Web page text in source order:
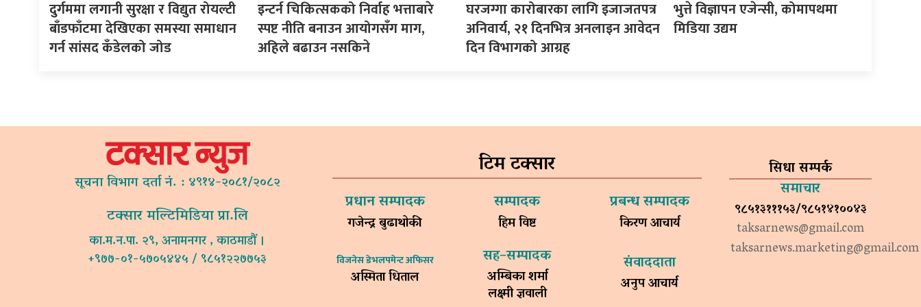
दुर्गममा लगानी सुरक्षा र विद्युत रोयल्टी
बाँडफाँटमा देखिएका समस्या समाधान
गर्न सांसद कँडेलको जोड
इन्टर्न चिकित्सकको निर्वाह भत्ताबारे
स्पष्ट नीति बनाउन आयोगसँग माग,
अहिले बढाउन नसकिने
घरजग्गा कारोबारका लागि इजाजतपत्र
अनिवार्य, २१ दिनभित्र अनलाइन आवेदन
दिन विभागको आग्रह
भुत्ते विज्ञापन एजेन्सी, कोमापथमा
मिडिया उद्यम
सूचना विभाग दर्ता नं. : ४९१४-२०८१/२०८२
टक्सार मल्टिमिडिया प्रा.लि
का.म.न.पा. २९, अनामनगर , काठमाडौं ।
+९७७-०१-५७०५४४५ / ९८५१२२७७५३
टिम टक्सार
प्रधान सम्पादक
गजेन्द्र बुढाथोकी
सम्पादक
हिम विष्ट
प्रबन्ध सम्पादक
किरण आचार्य
विजनेस डेभलपमेन्ट अफिसर
अस्मिता धिताल
सह–सम्पादक
अम्बिका शर्मा
लक्ष्मी ज्ञवाली
संवाददाता
अनुप आचार्य
सिधा सम्पर्क
समाचार
९८५१३१११५३/९८५१४१००४३
taksarnews@gmail.com
taksarnews.marketing@gmail.com